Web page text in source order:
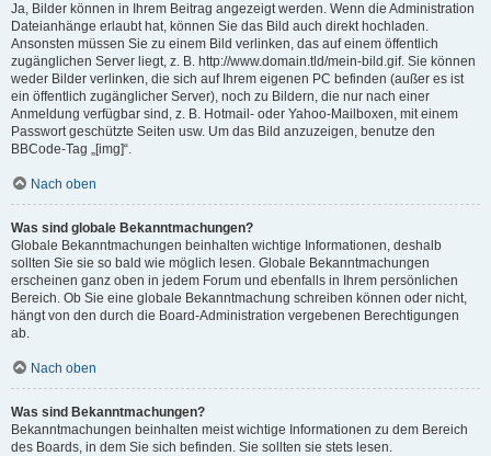
Ja, Bilder können in Ihrem Beitrag angezeigt werden. Wenn die Administration
Dateianhänge erlaubt hat, können Sie das Bild auch direkt hochladen.
Ansonsten müssen Sie zu einem Bild verlinken, das auf einem öffentlich
zugänglichen Server liegt, z. B. http://www.domain.tld/mein-bild.gif. Sie können
weder Bilder verlinken, die sich auf Ihrem eigenen PC befinden (außer es ist
ein öffentlich zugänglicher Server), noch zu Bildern, die nur nach einer
Anmeldung verfügbar sind, z. B. Hotmail- oder Yahoo-Mailboxen, mit einem
Passwort geschützte Seiten usw. Um das Bild anzuzeigen, benutze den
BBCode-Tag „[img]“.
Nach oben
Was sind globale Bekanntmachungen?
Globale Bekanntmachungen beinhalten wichtige Informationen, deshalb
sollten Sie sie so bald wie möglich lesen. Globale Bekanntmachungen
erscheinen ganz oben in jedem Forum und ebenfalls in Ihrem persönlichen
Bereich. Ob Sie eine globale Bekanntmachung schreiben können oder nicht,
hängt von den durch die Board-Administration vergebenen Berechtigungen
ab.
Nach oben
Was sind Bekanntmachungen?
Bekanntmachungen beinhalten meist wichtige Informationen zu dem Bereich
des Boards, in dem Sie sich befinden. Sie sollten sie stets lesen.